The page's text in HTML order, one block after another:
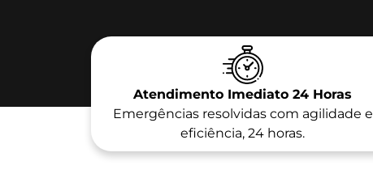
Atendimento Imediato 24 Horas
Emergências resolvidas com agilidade e
eficiência, 24 horas.